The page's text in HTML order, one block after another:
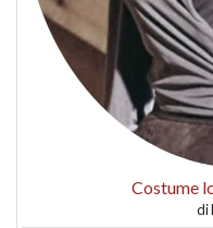
Costume
di